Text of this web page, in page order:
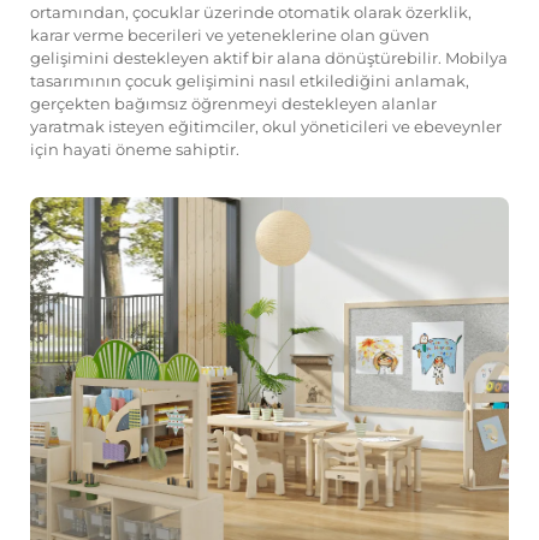
ortamından, çocuklar üzerinde otomatik olarak özerklik,
karar verme becerileri ve yeteneklerine olan güven
gelişimini destekleyen aktif bir alana dönüştürebilir. Mobilya
tasarımının çocuk gelişimini nasıl etkilediğini anlamak,
gerçekten bağımsız öğrenmeyi destekleyen alanlar
yaratmak isteyen eğitimciler, okul yöneticileri ve ebeveynler
için hayati öneme sahiptir.